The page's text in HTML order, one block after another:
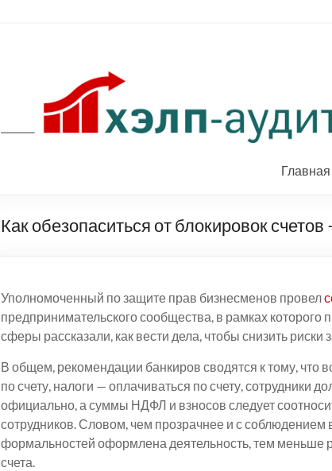
Главная
Как обезопаситься от блокировок
Уполномоченный по защите прав бизнесменов провел
предпринимательского сообщества, в рамках которого
сферы рассказали, как вести дела, чтобы снизить риски
В общем, рекомендации банкиров сводятся к тому, что
по счету, налоги — оплачиваться по счету, сотрудники
официально, а суммы НДФЛ и взносов следует
сотрудников. Словом, чем прозрачнее и с соблюдением
формальностей оформлена деятельность, тем меньше
счета.